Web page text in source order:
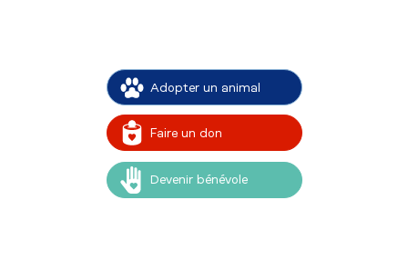
Adopter un animal
Faire un don
Devenir bénévole